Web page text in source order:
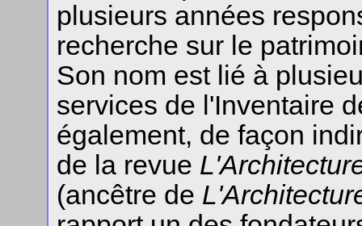
plusieurs années
recherche sur le
Son nom est lié à
services de l'Inventaire
également, de façon
de la revue
(ancêtre de